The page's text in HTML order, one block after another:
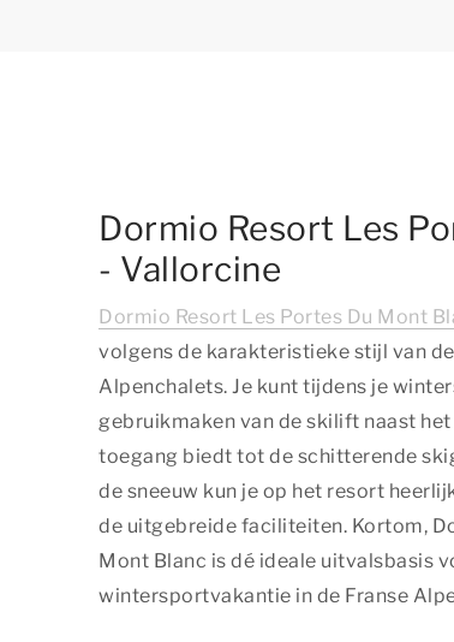
Dormio Resort Les
- Vallorcine
Dormio Resort Les Portes Du Mont
volgens de karakteristieke stijl van
Alpenchalets. Je kunt tijdens je
gebruikmaken van de skilift naast
toegang biedt tot de schitterende
de sneeuw kun je op het resort
de uitgebreide faciliteiten. Kortom,
Mont Blanc is dé ideale uitvalsbasis
wintersportvakantie in de Franse